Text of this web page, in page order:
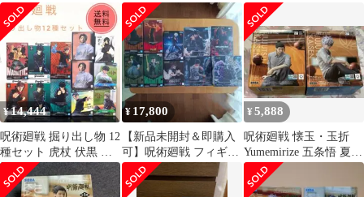
傑
¥14,444
呪術廻戦 掘り出し物 12
種セット 虎杖 伏黒 乙
骨 宿儺 真依 夏油 狗巻
¥ 17,800
【新品未開封＆即購入
可】呪術廻戦 フィギュ
ア１０体セット まとめ
売り‼️
¥5,888
呪術廻戦 懐玉・玉折
Yumemirize 五条悟 夏油
傑 2種セット